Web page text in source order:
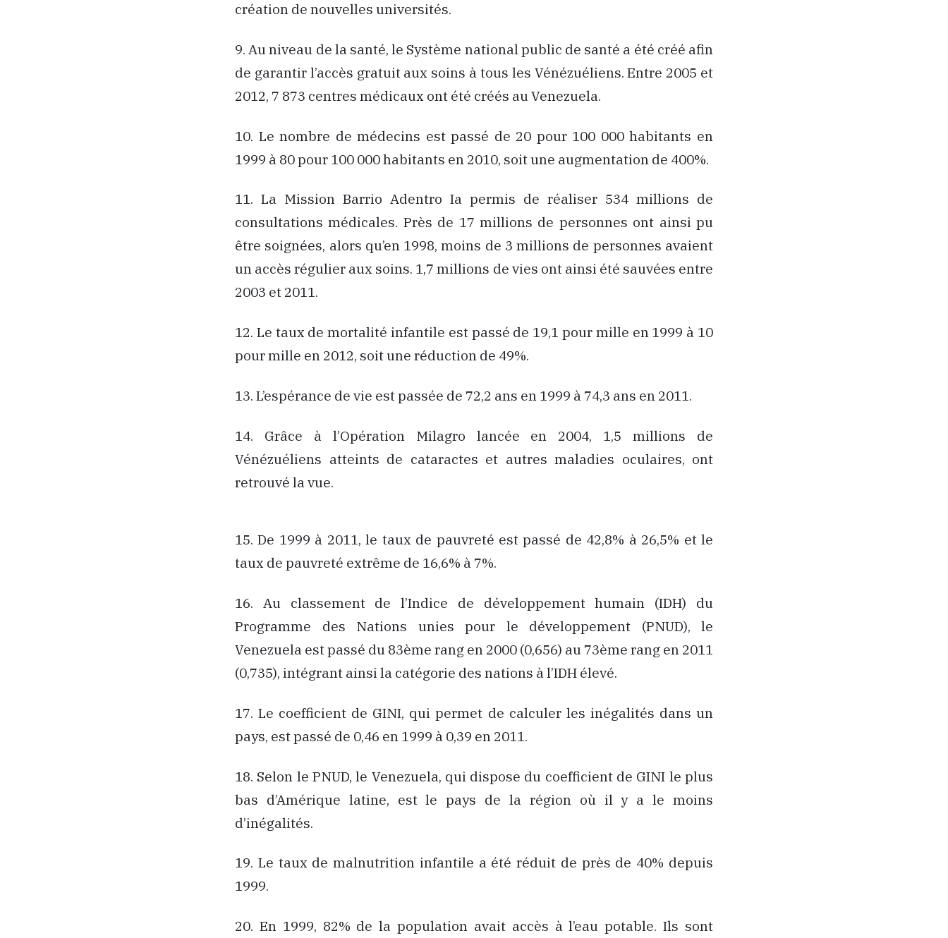
création de nouvelles universités.
9. Au niveau de la santé, le Système national public de santé a été créé afin
de garantir l’accès gratuit aux soins à tous les Vénézuéliens. Entre 2005 et
2012, 7 873 centres médicaux ont été créés au Venezuela.
10. Le nombre de médecins est passé de 20 pour 100 000 habitants en
1999 à 80 pour 100 000 habitants en 2010, soit une augmentation de 400%.
11. La Mission Barrio Adentro Ia permis de réaliser 534 millions de
consultations médicales. Près de 17 millions de personnes ont ainsi pu
être soignées, alors qu’en 1998, moins de 3 millions de personnes avaient
un accès régulier aux soins. 1,7 millions de vies ont ainsi été sauvées entre
2003 et 2011.
12. Le taux de mortalité infantile est passé de 19,1 pour mille en 1999 à 10
pour mille en 2012, soit une réduction de 49%.
13. L’espérance de vie est passée de 72,2 ans en 1999 à 74,3 ans en 2011.
14. Grâce à l’Opération Milagro lancée en 2004, 1,5 millions de
Vénézuéliens atteints de cataractes et autres maladies oculaires, ont
retrouvé la vue.
15. De 1999 à 2011, le taux de pauvreté est passé de 42,8% à 26,5% et le
taux de pauvreté extrême de 16,6% à 7%.
16. Au classement de l’Indice de développement humain (IDH) du
Programme des Nations unies pour le développement (PNUD), le
Venezuela est passé du 83ème rang en 2000 (0,656) au 73ème rang en 2011
(0,735), intégrant ainsi la catégorie des nations à l’IDH élevé.
17. Le coefficient de GINI, qui permet de calculer les inégalités dans un
pays, est passé de 0,46 en 1999 à 0,39 en 2011.
18. Selon le PNUD, le Venezuela, qui dispose du coefficient de GINI le plus
bas d’Amérique latine, est le pays de la région où il y a le moins
d’inégalités.
19. Le taux de malnutrition infantile a été réduit de près de 40% depuis
1999.
20. En 1999, 82% de la population avait accès à l’eau potable. Ils sont